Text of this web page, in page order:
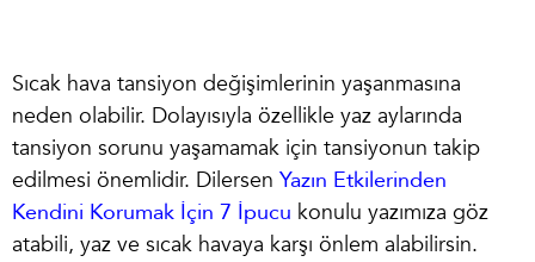
Sıcak hava tansiyon değişimlerinin yaşanmasına
neden olabilir. Dolayısıyla özellikle yaz aylarında
tansiyon sorunu yaşamamak için tansiyonun takip
edilmesi önemlidir. Dilersen Yazın Etkilerinden
Kendini Korumak İçin 7 İpucu konulu yazımıza göz
atabili, yaz ve sıcak havaya karşı önlem alabilirsin.